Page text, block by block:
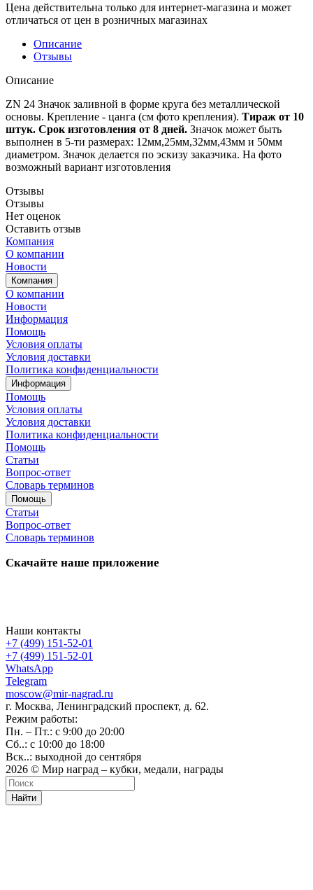
Цена действительна только для интернет-магазина и может
отличаться от цен в розничных магазинах
Описание
Отзывы
Описание
ZN 24 Значок заливной в форме круга без металлической
основы. Крепление - цанга (см фото крепления). Тираж от 10
штук. Срок изготовления от 8 дней. Значок может быть
выполнен в 5-ти размерах: 12мм,25мм,32мм,43мм и 50мм
диаметром. Значок делается по эскизу заказчика. На фото
возможный вариант изготовления
Отзывы
Отзывы
Нет оценок
Оставить отзыв
Компания
О компании
Новости
Компания
О компании
Новости
Информация
Помощь
Условия оплаты
Условия доставки
Политика конфиденциальности
Информация
Помощь
Условия оплаты
Условия доставки
Политика конфиденциальности
Помощь
Статьи
Вопрос-ответ
Словарь терминов
Помощь
Статьи
Вопрос-ответ
Словарь терминов
Скачайте наше приложение
Наши контакты
+7 (499) 151-52-01
+7 (499) 151-52-01
WhatsApp
Telegram
moscow@mir-nagrad.ru
г. Москва, Ленинградский проспект, д. 62.
Режим работы:
Пн. – Пт.: с 9:00 до 20:00
Сб..: с 10:00 до 18:00
Вск..: выходной до сентября
2026 © Мир наград – кубки, медали, награды
Найти